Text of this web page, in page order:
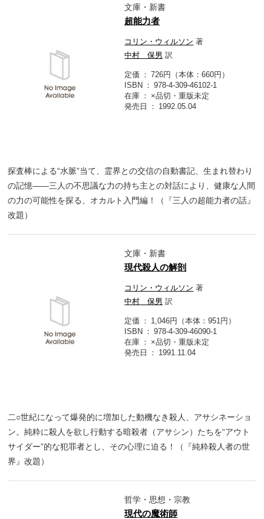
文庫・新書
超能力者
コリン・ウィルソン 著
中村 保男 訳
定価
726円（本体：660円）
ISBN
978-4-309-46102-1
在庫
×品切・重版未定
発売日
1992.05.04
探査棒による“水脈”当て、霊界との交信の自動書記、生まれ替わり
の記憶――三人の不思議な力の持ち主との対話により、健康な人間
の力の可能性を探る、オカルト入門編！（『三人の超能力者の話』
改題）
文庫・新書
現代殺人の解剖
コリン・ウィルソン 著
中村 保男 訳
定価
1,046円（本体：951円）
ISBN
978-4-309-46090-1
在庫
×品切・重版未定
発売日
1991.11.04
二○世紀になって爆発的に増加した動機なき殺人、アサシネーショ
ン。純粋に殺人を欲し行動する暗殺者（アサシン）たちを“アウト
サイダー”的な犯罪者とし、その心理に迫る！（『純粋殺人者の世
界』改題）
哲学・思想・宗教
現代の魔術師